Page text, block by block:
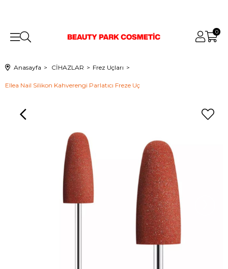
0
Anasayfa CİHAZLAR Frez Uçları
Ellea Nail Silikon Kahverengi Parlatıcı Freze Uç